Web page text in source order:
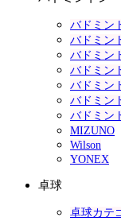
バドミン
バドミン
バドミン
バドミン
バドミン
バドミン
バドミン
MIZUNO
Wilson
YONEX
卓球
卓球カテ